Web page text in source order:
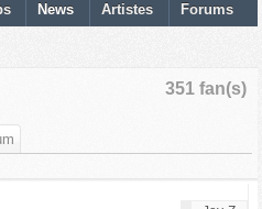
News Artistes Forums
351 fan(s)